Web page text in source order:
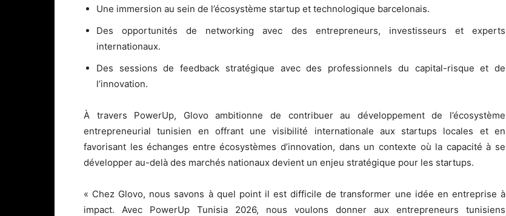
Une immersion au sein de l’écosystème startup et technologique barcelonais.
Des opportunités de networking avec des entrepreneurs, investisseurs et experts
internationaux.
Des sessions de feedback stratégique avec des professionnels du capital-risque et de
l’innovation.
À travers PowerUp, Glovo ambitionne de contribuer au développement de l’écosystème
entrepreneurial tunisien en offrant une visibilité internationale aux startups locales et en
favorisant les échanges entre écosystèmes d’innovation, dans un contexte où la capacité à se
développer au-delà des marchés nationaux devient un enjeu stratégique pour les startups.
« Chez Glovo, nous savons à quel point il est difficile de transformer une idée en entreprise à
impact. Avec PowerUp Tunisia 2026, nous voulons donner aux entrepreneurs tunisiens